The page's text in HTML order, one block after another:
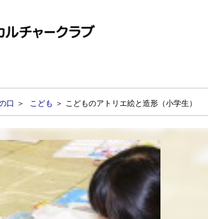
口 ＞ こども ＞ こどものアトリエ絵と造形（小学生）